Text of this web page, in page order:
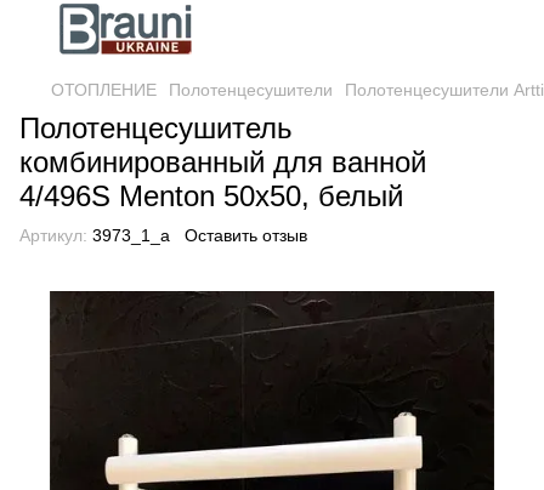
ОТОПЛЕНИЕ Полотенцесушители Полотенцесушители
Полотенцесушитель
комбинированный для ванной
4/496S Menton 50х50, белый
Артикул: 3973_1_a Оставить отзыв